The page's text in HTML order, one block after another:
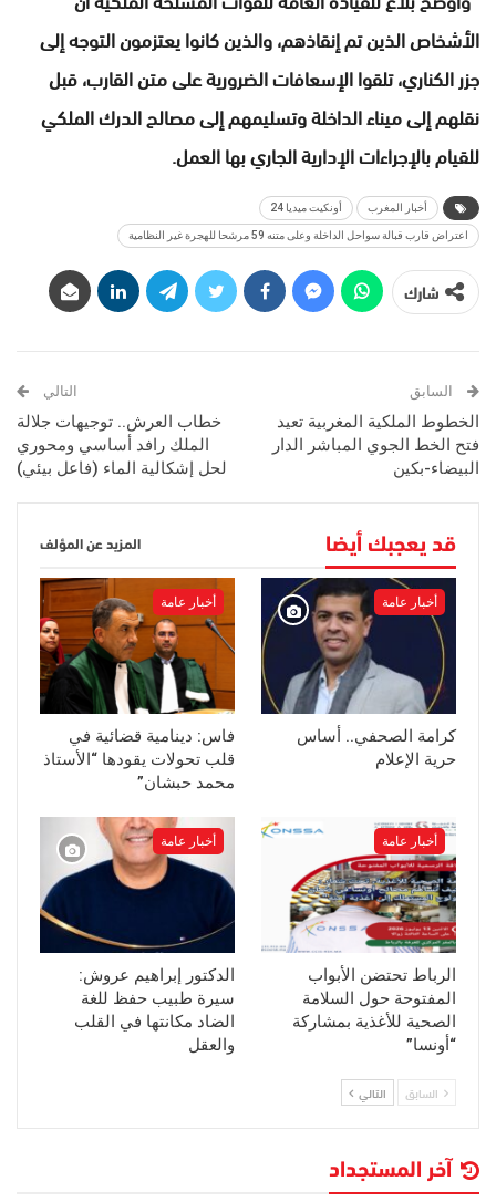
الأشخاص الذين تم إنقاذهم، والذين كانوا يعتزمون التوجه إلى
جزر الكناري، تلقوا الإسعافات الضرورية على متن القارب، قبل
نقلهم إلى ميناء الداخلة وتسليمهم إلى مصالح الدرك الملكي
للقيام بالإجراءات الإدارية الجاري بها العمل.
أخبار المغرب أونكيت ميديا 24
اعتراض قارب قبالة سواحل الداخلة وعلى متنه 59 مرشحا للهجرة غير النظامية
شارك
السابق
الخطوط الملكیة المغربیة تعید
فتح الخط الجوي المباشر الدار
البیضاء-بكین
التالي
خطاب العرش.. توجيهات جلالة
الملك رافد أساسي ومحوري
لحل إشكالية الماء (فاعل بيئي)
قد يعجبك أيضا المزيد عن المؤلف
أخبار عامة
كرامة الصحفي.. أساس
حرية الإعلام
أخبار عامة
فاس: دينامية قضائية في
قلب تحولات يقودها “الأستاذ
محمد حبشان”
أخبار عامة
الرباط تحتضن الأبواب
المفتوحة حول السلامة
الصحية للأغذية بمشاركة
“أونسا”
أخبار عامة
الدكتور إبراهيم عروش:
سيرة طبيب حفظ للغة
الضاد مكانتها في القلب
والعقل
السابق التالي
آخر المستجداد